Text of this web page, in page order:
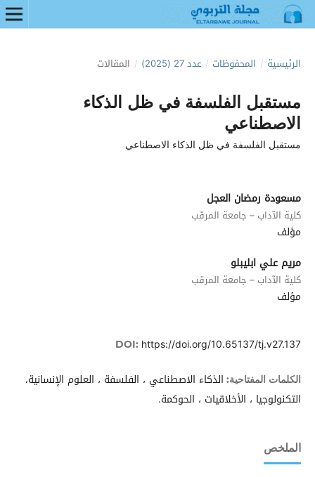
الرئيسية / المحفوظات / عدد 27 (2025) / المقالات
مستقبل الفلسفة في ظل الذكاء
الاصطناعي
مستقبل الفلسفة في ظل الذكاء الاصطناعي
مسعودة رمضان العجل
كلية الآداب – جامعة المرقب
مؤلف
مريم علي ابليبلو
كلية الآداب – جامعة المرقب
مؤلف
DOI: https://doi.org/10.65137/tj.v27.137
الكلمات المفتاحية: الذكاء الاصطناعي ، الفلسفة ، العلوم الإنسانية،
التكنولوجيا ، الأخلاقيات ، الحوكمة.
الملخص